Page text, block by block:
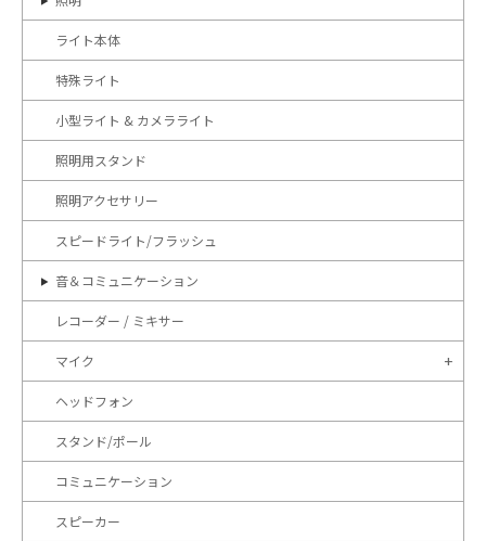
ライト本体
特殊ライト
小型ライト & カメラライト
照明用スタンド
照明アクセサリー
スピードライト/フラッシュ
音＆コミュニケーション
レコーダー / ミキサー
マイク
ヘッドフォン
スタンド/ポール
コミュニケーション
スピーカー